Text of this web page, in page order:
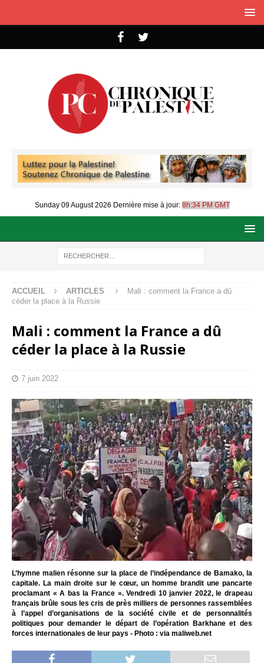
Sunday 09 August 2026 Dernière mise à jour: 8h:34 PM GMT
ACCUEIL ARTICLES
Mali : comment la France a dû
céder la place à la Russie
Mali : comment la France a dû
céder la place à la Russie
7 juin 2022
L’hymne malien résonne sur la place de l’indépendance de Bamako, la
capitale. La main droite sur le cœur, un homme brandit une pancarte
proclamant « A bas la France ». Vendredi 10 janvier 2022, le drapeau
français brûle sous les cris de près milliers de personnes rassemblées
à l’appel d’organisations de la société civile et de personnalités
politiques pour demander le départ de l’opération Barkhane et des
forces internationales de leur pays - Photo : via maliweb.net